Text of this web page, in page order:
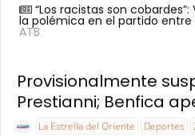
“Los racistas son
la polémica en el partido entre
ATB
Provisionalmente
Prestianni; Benfica
La Estrella del Oriente Deportes